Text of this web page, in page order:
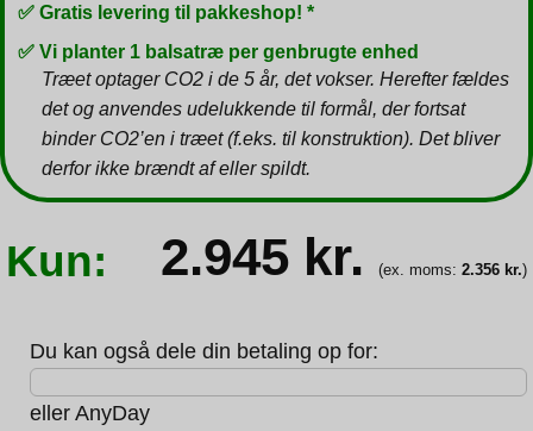
✅ Gratis levering til pakkeshop! *
✅ Vi planter 1 balsatræ per genbrugte enhed
Træet optager CO2 i de 5 år, det vokser. Herefter fældes
det og anvendes udelukkende til formål, der fortsat
binder CO2’en i træet (f.eks. til konstruktion). Det bliver
derfor ikke brændt af eller spildt.
Kun: 2.945 kr. (ex. moms: 2.356 kr.)
Du kan også dele din betaling op for:
eller AnyDay